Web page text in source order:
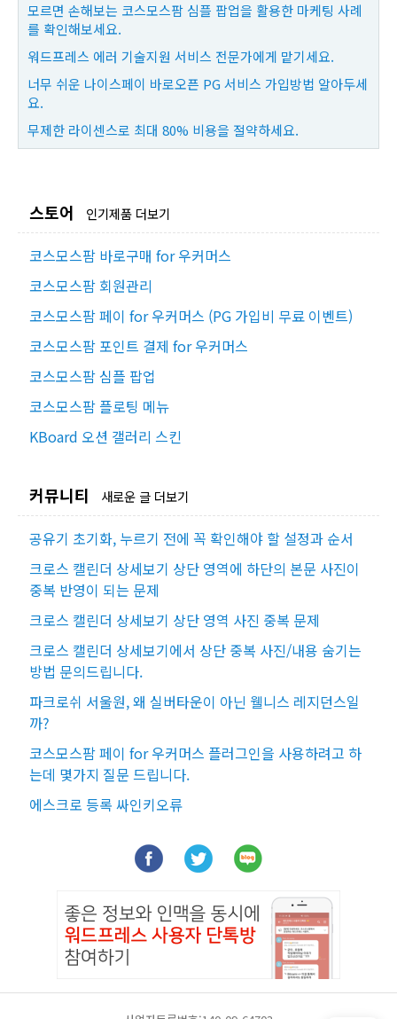
모르면 손해보는 코스모스팜 심플 팝업을 활용한 마케팅 사례
를 확인해보세요.
워드프레스 에러 기술지원 서비스 전문가에게 맡기세요.
너무 쉬운 나이스페이 바로오픈 PG 서비스 가입방법 알아두세
요.
무제한 라이센스로 최대 80% 비용을 절약하세요.
스토어 인기제품 더보기
코스모스팜 바로구매 for 우커머스
코스모스팜 회원관리
코스모스팜 페이 for 우커머스 (PG 가입비 무료 이벤트)
코스모스팜 포인트 결제 for 우커머스
코스모스팜 심플 팝업
코스모스팜 플로팅 메뉴
KBoard 오션 갤러리 스킨
커뮤니티 새로운 글 더보기
공유기 초기화, 누르기 전에 꼭 확인해야 할 설정과 순서
크로스 캘린더 상세보기 상단 영역에 하단의 본문 사진이
중복 반영이 되는 문제
크로스 캘린더 상세보기 상단 영역 사진 중복 문제
크로스 캘린더 상세보기에서 상단 중복 사진/내용 숨기는
방법 문의드립니다.
파크로쉬 서울원, 왜 실버타운이 아닌 웰니스 레지던스일
까?
코스모스팜 페이 for 우커머스 플러그인을 사용하려고 하
는데 몇가지 질문 드립니다.
에스크로 등록 싸인키오류